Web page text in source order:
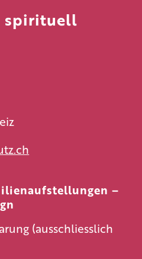
spirituell
–
(ausschliesslich